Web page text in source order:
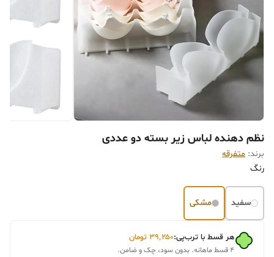
نظم دهنده لباس زیر بسته دو عددی
برند: متفرقه
رنگ
سفید مشکی
هر قسط با ترب‌پی:۳۹٬۲۵۰ تومان
۴ قسط ماهانه. بدون سود، چک و ضامن.